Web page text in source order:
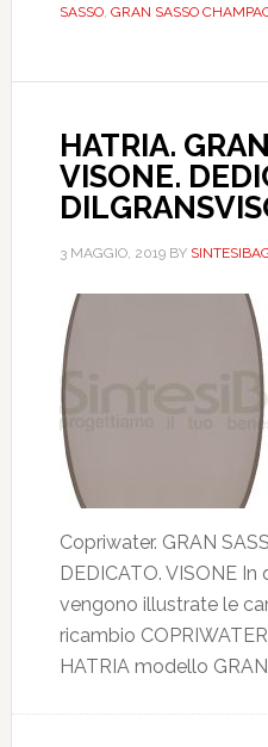
SASSO, GRAN SASSO
HATRIA.
VISONE.
3 MAGGIO, 2019BY
Copriwater. GRAN
DEDICATO. VISONE
vengono illustrate le
ricambio
HATRIA modello